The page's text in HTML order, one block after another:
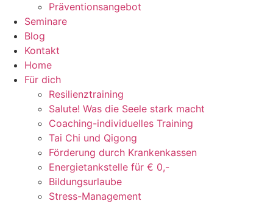
Präventionsangebot
Seminare
Blog
Kontakt
Home
Für dich
Resilienztraining
Salute! Was die Seele stark macht
Coaching-individuelles Training
Tai Chi und Qigong
Förderung durch Krankenkassen
Energietankstelle für € 0,-
Bildungsurlaube
Stress-Management